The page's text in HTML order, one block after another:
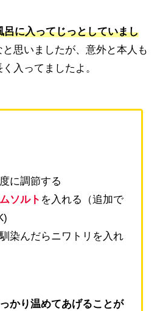
呂に入ってじっとしていまし
思いましたが、意外と本人も
入ってましたよ。
に調節する
ソルト を入れる（追加で
染んだらニワトリを入れ
かり温めてあげることが